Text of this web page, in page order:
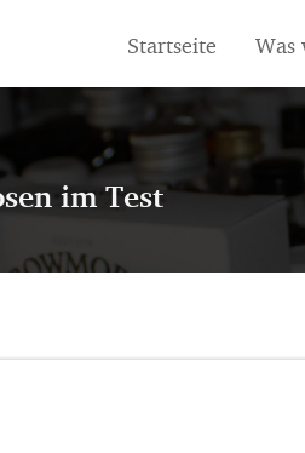
Startseite Was
im Test